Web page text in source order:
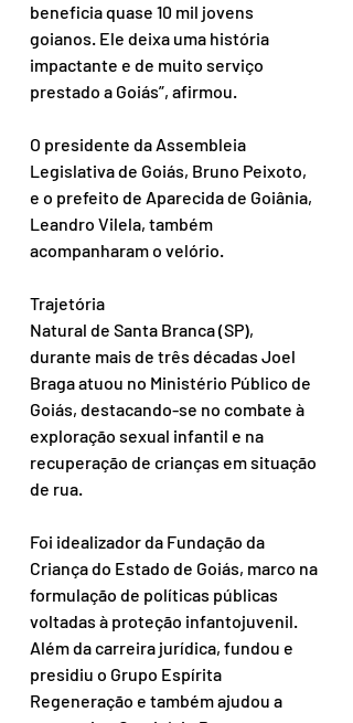
beneficia quase 10 mil jovens
goianos. Ele deixa uma história
impactante e de muito serviço
prestado a Goiás”, afirmou.
O presidente da Assembleia
Legislativa de Goiás, Bruno Peixoto,
e o prefeito de Aparecida de Goiânia,
Leandro Vilela, também
acompanharam o velório.
Trajetória
Natural de Santa Branca (SP),
durante mais de três décadas Joel
Braga atuou no Ministério Público de
Goiás, destacando-se no combate à
exploração sexual infantil e na
recuperação de crianças em situação
de rua.
Foi idealizador da Fundação da
Criança do Estado de Goiás, marco na
formulação de políticas públicas
voltadas à proteção infantojuvenil.
Além da carreira jurídica, fundou e
presidiu o Grupo Espírita
Regeneração e também ajudou a